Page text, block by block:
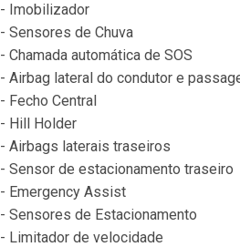
- Imobilizador
- Sensores de Chuva
- Chamada automática de SOS
- Airbag lateral do condutor e
- Fecho Central
- Hill Holder
- Airbags laterais traseiros
- Sensor de estacionamento traseiro
- Emergency Assist
- Sensores de Estacionamento
- Limitador de velocidade